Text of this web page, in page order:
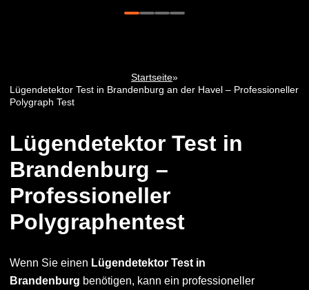
Startseite»
Lügendetektor Test in Brandenburg an der Havel – Professioneller
Polygraph Test
Lügendetektor Test in
Brandenburg –
Professioneller
Polygraphentest
Wenn Sie einen Lügendetektor Test in
Brandenburg benötigen, kann ein professioneller